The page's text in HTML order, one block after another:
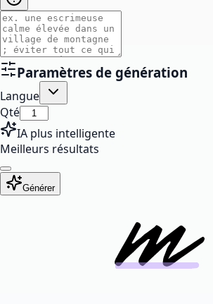
Paramètres de génération
Langue
Qté
IA plus intelligente
Meilleurs résultats
Générer